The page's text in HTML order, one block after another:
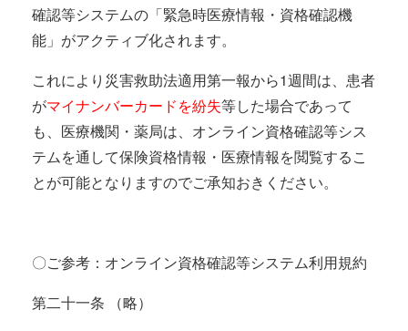
確認等システムの「緊急時医療情報・資格確認機
能」がアクティブ化されます。
これにより災害救助法適用第一報から1週間は、患者
がマイナンバーカードを紛失等した場合であって
も、医療機関・薬局は、オンライン資格確認等シス
テムを通して保険資格情報・医療情報を閲覧するこ
とが可能となりますのでご承知おきください。
〇ご参考：オンライン資格確認等システム利用規約
第二十一条 （略）